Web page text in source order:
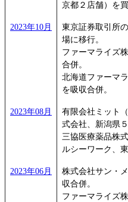
京都２店舗）を買
2023年10月
東京証券取引所
場に移行。
ファーマライズ
合併。
北海道ファーマ
を吸収合併。
2023年08月
有限会社ミット
式会社、新潟県
三協医療薬品株
ルシーワーク、
2023年06月
株式会社サン・
収合併。
ファーマライズ